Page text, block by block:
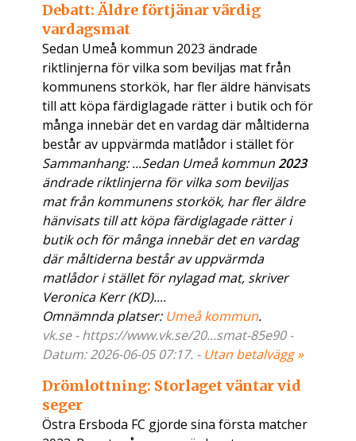
Debatt: Äldre förtjänar värdig
vardagsmat
Sedan Umeå kommun 2023 ändrade
riktlinjerna för vilka som beviljas mat från
kommunens storkök, har fler äldre hänvisats
till att köpa färdiglagade rätter i butik och för
många innebär det en vardag där måltiderna
består av uppvärmda matlådor i stället för
Sammanhang: ...Sedan Umeå kommun2023
ändrade riktlinjerna för vilka som beviljas
mat från kommunens storkök, har fler äldre
hänvisats till att köpa färdiglagade rätter i
butik och för många innebär det en vardag
där måltiderna består av uppvärmda
matlådor i stället för nylagad mat, skriver
Veronica Kerr (KD)....
Omnämnda platser: Umeå kommun.
vk.se - https://www.vk.se/20...smat-85e90 -
Datum: 2026-06-05 07:17. - Utan betalvägg »
Drömlottning: Storlaget väntar vid
seger
Östra Ersboda FC gjorde sina första matcher